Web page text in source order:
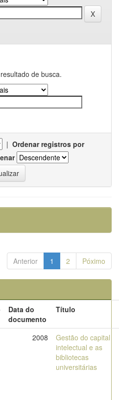
de busca.
| Ordenar registros por
Anterior 1 2 Póximo
Data do
documento
Título
2008
Gestão do capital
intelectual e as
bibliotecas
universitárias